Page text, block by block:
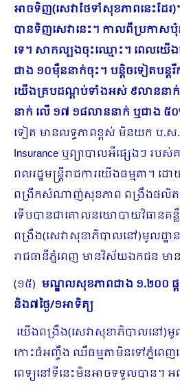
អាចទិញ(សេវាថែទាំសុខភាពនេះដែ
បានទិញសេវានេះ។ កាលពីប្រកាសប៉ុ
ទេ។ សាកល្បងចុះឈ្មោះ។ ពេលយើងច
ជាង ១០ម៉ឺននាក់ចុះ។ បន្តិចទៀតបន្
យើងគ្របដណ្តប់ទាំងអស់ ៩លាននាក់
នាក់ លើ ១៧ ១៨លាននាក់ ឬជាង ៥០
ទៀត មានលទ្ធភាពខ្ពស់ មិនយក ប.
Insurance ឬព្យាបាលអីផ្សេងៗ របស់
ពលរដ្ឋមន្ត្រីរាជការយើងធម្មតា។
ពង្រីកសំណាញ់សុខភាព ពង្រឹងផលិត
ទើបបានជាគោលនយោបាយវិធានគន្
ពង្រឹង(សេវាសុខាភិបាលនៅ)មូលដ្ឋាន
រាជធានីភ្នំពេញ មានវិស័យឯកជន ម
(១៥) មណ្ឌលសុខភាពជាង ១.២០០ ផ្
និង៧ថ្ងៃ/១អាទិត្យ
យើងពង្រឹង(សេវាសុខាភិបាលនៅ)មូល
កោះធំអញ្ចឹង ឈឺធម្មតាមិនទៅភ្នំពេញ
ពេទ្យនៅទីនេះមិនអាចទទួលបាន។ អ